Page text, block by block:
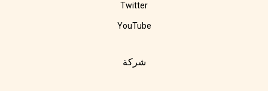
Twitter
YouTube
شركة